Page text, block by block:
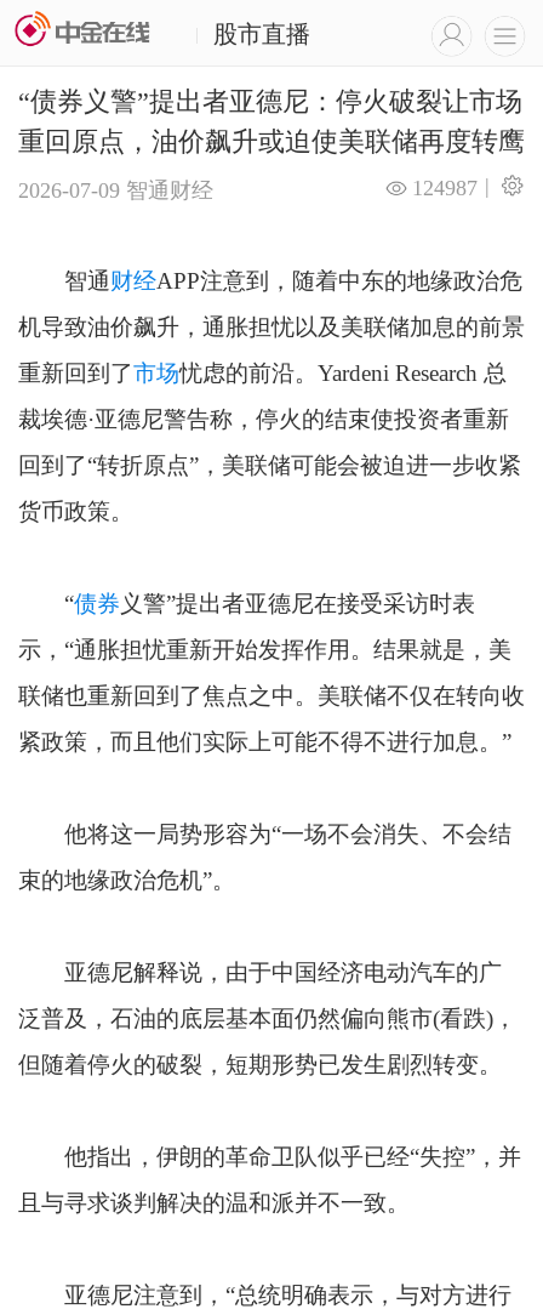
股市直播
“债券义警”提出者亚德尼：停火破裂让市场
重回原点，油价飙升或迫使美联储再度转鹰
2026-07-09 智通财经 |
124987
智通财经APP注意到，随着中东的地缘政治危
机导致油价飙升，通胀担忧以及美联储加息的前景
重新回到了市场忧虑的前沿。Yardeni Research 总
裁埃德·亚德尼警告称，停火的结束使投资者重新
回到了“转折原点”，美联储可能会被迫进一步收紧
货币政策。
“债券 义警”提出者亚德尼在接受采访时表
示，“通胀担忧重新开始发挥作用。结果就是，美
联储也重新回到了焦点之中。美联储不仅在转向收
紧政策，而且他们实际上可能不得不进行加息。”
他将这一局势形容为“一场不会消失、不会结
束的地缘政治危机”。
亚德尼解释说，由于中国经济电动汽车的广
泛普及，石油的底层基本面仍然偏向熊市(看跌)，
但随着停火的破裂，短期形势已发生剧烈转变。
他指出，伊朗的革命卫队似乎已经“失控”，并
且与寻求谈判解决的温和派并不一致。
亚德尼注意到，“总统明确表示，与对方进行